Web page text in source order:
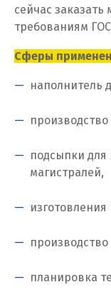
Киров
Кировград
Клин
Когалым
Коломна
Королёв
Кострома
Красногорск
сейчас
требованиям
Сферы
наполнитель
подсыпки
магистралей,
планировка